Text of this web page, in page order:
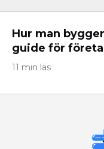
Hur man
guide för
11 min läs